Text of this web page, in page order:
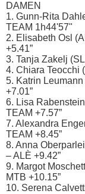
DAMEN
1. Gunn-Rita
TEAM 1h44'57"
2. Elisabeth Osl
+5.41”
3. Tanja Zakelj
4. Chiara Teocchi
5. Katrin
+7.01”
6. Lisa
TEAM +7.57”
7. Alexandra
TEAM +8.45”
8. Anna
– ALÈ +9.42”
9. Margot
MTB +10.15”
10. Serena